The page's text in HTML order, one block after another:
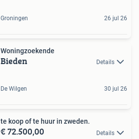
Groningen 26 jul 26
Woningzoekende
Bieden Details
De Wilgen 30 jul 26
te koop of te huur in zweden.
€ 72.500,00 Details